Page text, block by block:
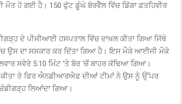
ਮੌਤ ਹੋ ਗਈ ਹੈ। 150 ਫੁੱਟ ਡੂੰਘੇ ਬੋਰਵੈੱਲ ਵਿੱਚ ਡਿੱਗਾ ਫ਼ਤਹਿਵੀਰ
ਦੇ ਪੀਜੀਆਈ ਹਸਪਤਾਲ ਵਿੱਚ ਦਾਖ਼ਲ ਕੀਤਾ ਗਿਆ ਜਿੱਥੇ
ਉਸ ਦਾ ਸਸਕਾਰ ਕਰ ਦਿੱਤਾ ਗਿਆ ਹੈ। ਇਸ ਮੌਕੇ ਆਈਜੀ ਮੌਕੇ
ਸਵੇਰੇ 5:10 ਮਿੰਟ ‘ਤੇ ਬੋਰ ‘ਚੋਂ ਬਾਹਰ ਕੱਢਿਆ ਗਿਆ।
ਤੇ ਫਿਰ ਐਨਡੀਆਰਐਫ ਦੀਆਂ ਟੀਮਾਂ ਨੇ ਉਸ ਨੂੰ ਉੱਪਰ
ਲਿਆਂਦਾ ਗਿਆ।